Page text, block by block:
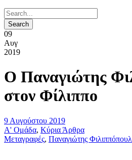
09
Αυγ
2019
Ο Παναγιώτης
στον Φίλιππο
9 Αυγούστου 2019
Α' Ομάδα, Κύρια Άρθρα
Μεταγραφές, Παναγιώτης